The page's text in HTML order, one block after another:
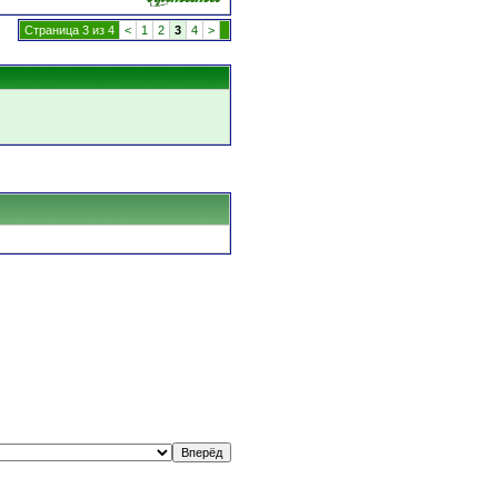
Страница 3 из 4 < 1 2 3 4 >